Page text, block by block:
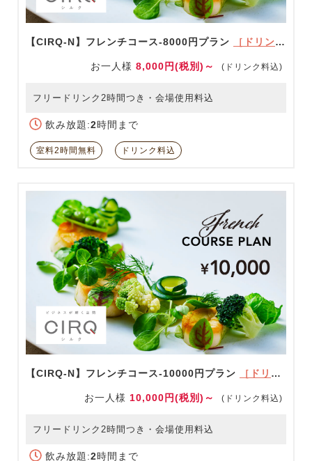
【CIRQ-N】フレンチコース-8000円プラン ［ドリンク充実！］
お一人様 8,000円(税別)～ (ドリンク料込)
フリードリンク2時間つき・会場使用料込
飲み放題:2時間まで
室料2時間無料 ドリンク料込
【CIRQ-N】フレンチコース-10000円プラン ［ドリンク充実！］
お一人様 10,000円(税別)～ (ドリンク料込)
フリードリンク2時間つき・会場使用料込
飲み放題:2時間まで